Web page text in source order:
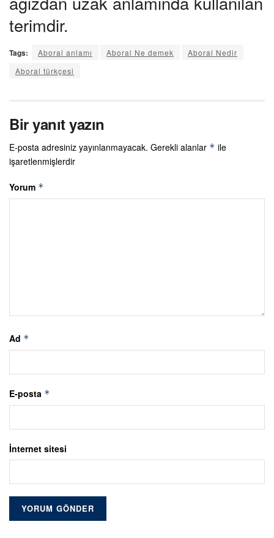
terimdir.
Tags: Aboral anlamı Aboral Ne demek
Aboral Nedir
Aboral türkçesi
Bir yanıt yazın
E-posta adresiniz yayınlanmayacak. Gerekli alanlar * ile
işaretlenmişlerdir
Yorum *
Ad *
E-posta *
İnternet sitesi